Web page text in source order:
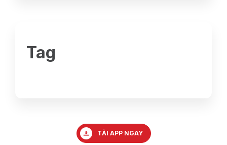
Tag
TẢI APP NGAY